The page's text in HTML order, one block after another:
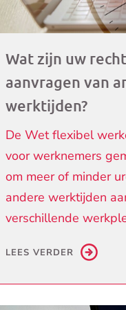
Wat zijn uw
aanvragen van
werktijden?
De Wet flexibel
voor werknemers
om meer of minder
andere werktijden
verschillende
LEES VERDER